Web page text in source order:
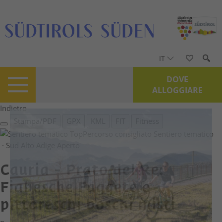
IT
DOVE
ALLOGGIARE
Indietro
Sentiero tematico
· Sud Alto Adige
Cauria - Prato del Re:
Fiabesche Faggete e
pittoreschi boschi misti